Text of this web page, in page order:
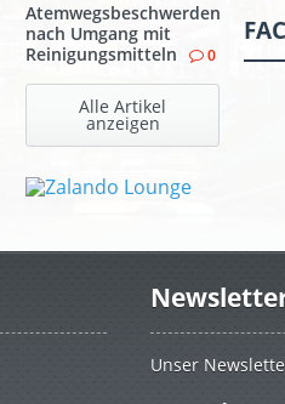
Atemwegsbeschwerden
nach Umgang mit
Reinigungsmitteln
0
Alle Artikel
anzeigen
Unser